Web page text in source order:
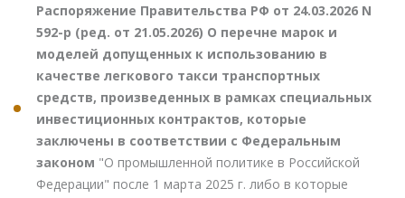
Распоряжение Правительства РФ от 24.03.2026 N
592-р (ред. от 21.05.2026) О перечне марок и
моделей допущенных к использованию в
качестве легкового такси транспортных
средств, произведенных в рамках специальных
инвестиционных контрактов, которые
заключены в соответствии с Федеральным
законом "О промышленной политике в Российской
Федерации" после 1 марта 2025 г. либо в которые